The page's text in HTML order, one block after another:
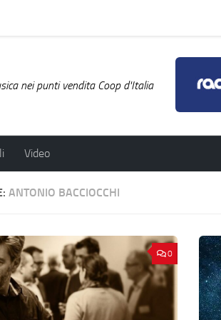
nei punti vendita Coop d'Italia
Video
ANTONIO BACCIOCCHI
0